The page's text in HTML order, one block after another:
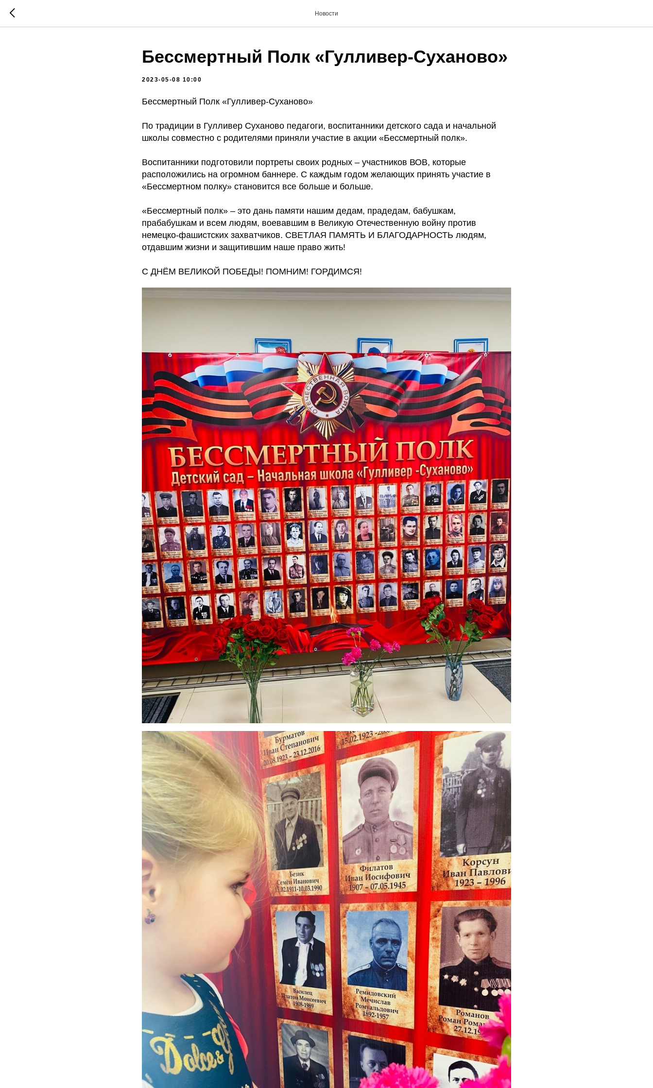
Новости
Бессмертный Полк «Гулливер-Суханово»
2023-05-08 10:00
Бессмертный Полк «Гулливер-Суханово»
По традиции в Гулливер Суханово педагоги, воспитанники детского сада и начальной
школы совместно с родителями приняли участие в акции «Бессмертный полк».
Воспитанники подготовили портреты своих родных – участников ВОВ, которые
расположились на огромном баннере. С каждым годом желающих принять участие в
«Бессмертном полку» становится все больше и больше.
«Бессмертный полк» – это дань памяти нашим дедам, прадедам, бабушкам,
прабабушкам и всем людям, воевавшим в Великую Отечественную войну против
немецко-фашистских захватчиков. СВЕТЛАЯ ПАМЯТЬ И БЛАГОДАРНОСТЬ людям,
отдавшим жизни и защитившим наше право жить!
С ДНЁМ ВЕЛИКОЙ ПОБЕДЫ! ПОМНИМ! ГОРДИМСЯ!